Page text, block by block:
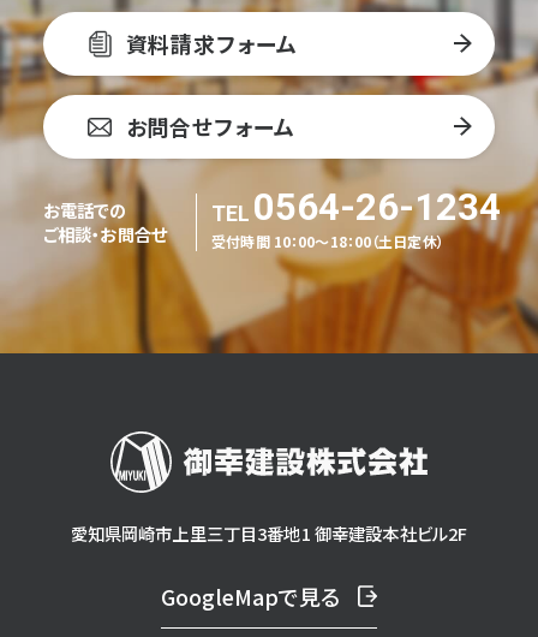
資料請求フォーム
お問合せフォーム
お電話での
ご相談・お問合せ
0564-26-1234
受付時間 10：00～18：00（土日定休）
愛知県岡崎市上里三丁目3番地1 御幸建設本社ビル2F
GoogleMapで見る